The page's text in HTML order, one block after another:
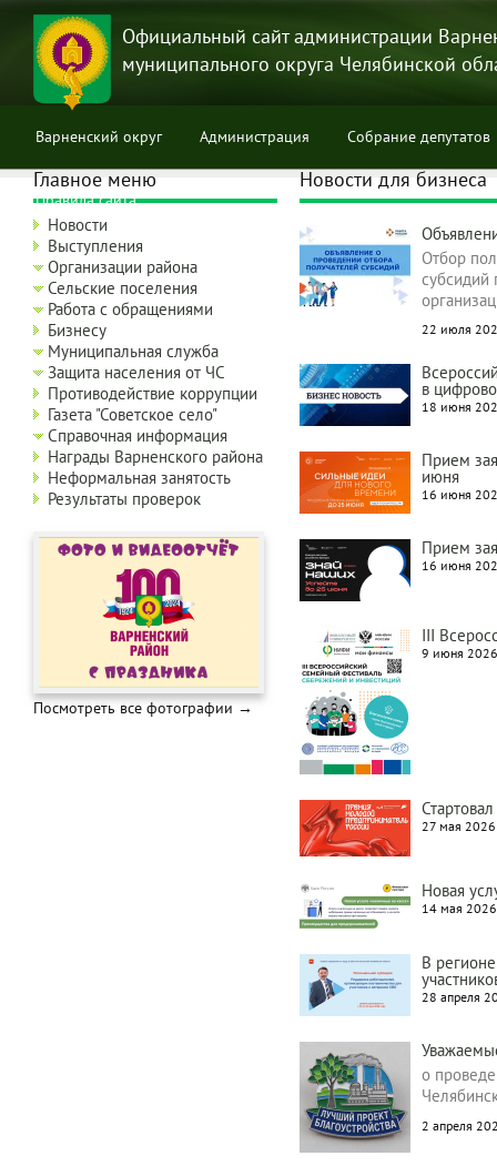
Перейти
основному
содержанию
Официальный сайт администрации
муниципального округа Челябинской
Варненский округ Администрация Собрание депутатов
Правила сайта
Новости для бизнеса
Отбор
субсидий
22 июля
в
18 июня
Прием
июня
16 июня
Прием
16 июня
III
9 июня
27 мая
Новая
14 мая
В
28 апреля
о
2 апреля
Главное меню
Новости
Выступления
Организации района
Сельские поселения
Работа с обращениями
Бизнесу
Муниципальная служба
Защита населения от ЧС
Противодействие коррупции
Газета "Советское село"
Справочная информация
Награды Варненского района
Неформальная занятость
Результаты проверок
Посмотреть все фотографии →